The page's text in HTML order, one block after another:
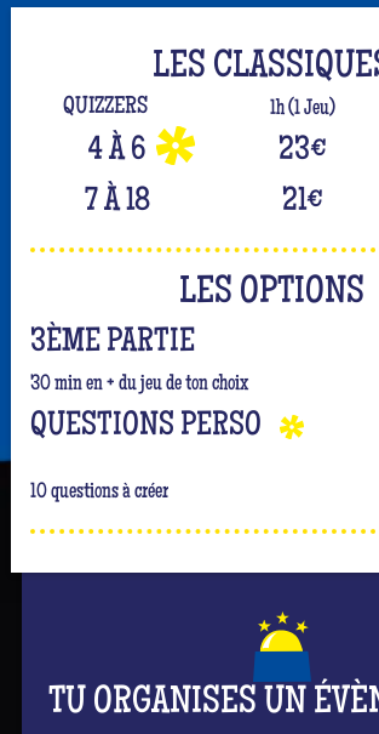
LES
QUIZZERS 1h (1 Jeu)
4 À 6 23€
7 À 18
21€
LES OPTIONS
3ÈME PARTIE
30 min en + du jeu de ton choix
QUESTIONS PERSO
10 questions à créer
TU ORGANISES UN